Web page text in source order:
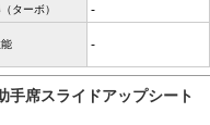
ターボ） -
-
手席スライドアップシート